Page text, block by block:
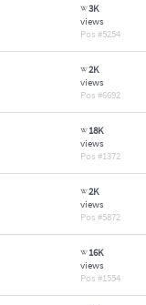
3K
views
5254
2K
views
6692
18K
views
1372
2K
views
5872
16K
views
1554